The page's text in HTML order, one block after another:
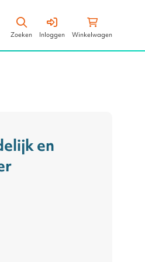
Zoeken
Zoeken Inloggen
Winkelwagen
Winkelwagen
en